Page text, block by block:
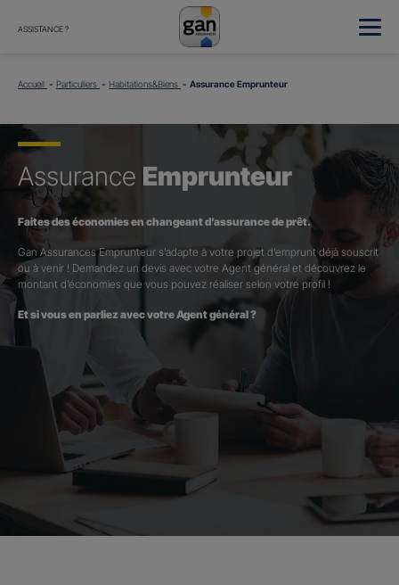
ASSISTANCE ?
Accueil Particuliers Habitations&Biens Assurance Emprunteur
Assurance Emprunteur
Faites des économies en changeant d’assurance de prêt.
Gan Assurances Emprunteur s’adapte à votre projet d’emprunt déjà souscrit
ou à venir ! Demandez un devis avec votre Agent général et découvrez le
montant d’économies que vous pouvez réaliser selon votre profil !
Et si vous en parliez avec votre Agent général ?